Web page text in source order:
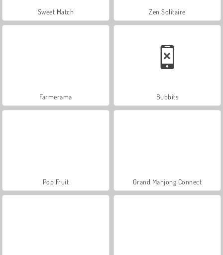
Sweet Match Zen Solitaire
Farmerama Bubbits
Pop Fruit Grand Mahjong Connect